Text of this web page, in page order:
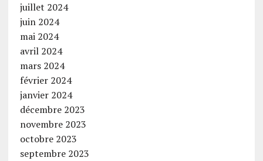
juillet 2024
juin 2024
mai 2024
avril 2024
mars 2024
février 2024
janvier 2024
décembre 2023
novembre 2023
octobre 2023
septembre 2023